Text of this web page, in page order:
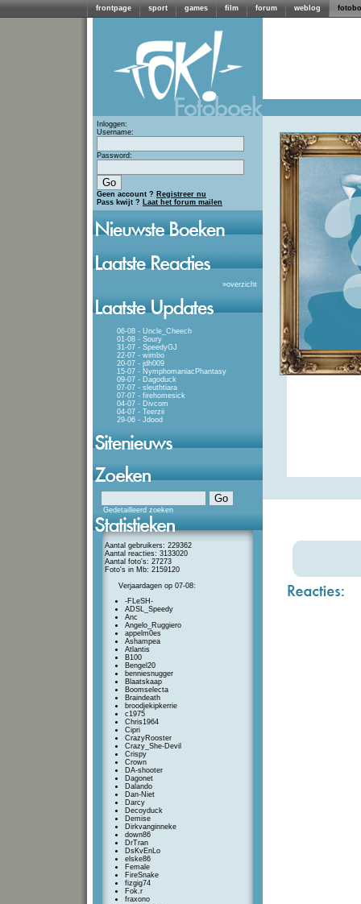
frontpage sport games film forum weblog
Inloggen:
Username:
Password:
Geen account ? Registreer nu
Pass kwijt ? Laat het forum mailen
»overzicht
06-08 - Uncle_Cheech
01-08 - Soury
31-07 - SpeedyGJ
22-07 - wimbo
20-07 - jdh009
15-07 - NymphomaniacPhantasy
09-07 - Dagoduck
07-07 - sleuthtiara
07-07 - firehomesick
04-07 - Divcom
04-07 - Teerzii
29-06 - Jdood
Gedetailleerd zoeken
Aantal gebruikers: 229362
Aantal reacties: 3133020
Aantal foto's: 27273
Foto's in Mb: 2159120
Verjaardagen op 07-08:
-FLeSH-
ADSL_Speedy
Anc
Angelo_Ruggiero
appelm0es
Ashampea
Atlantis
B100
Bengel20
benniesnugger
Blaatskaap
Boomselecta
Braindeath
broodjekipkerrie
c1975
Chris1964
Cipri
CrazyRooster
Crazy_She-Devil
Crispy
Crown
DA-shooter
Dagonet
Dalando
Dan-Niet
Darcy
Decoyduck
Demise
Dirkvanginneke
down86
DrTran
DsKvEnLo
elske86
Female
FireSnake
fizgig74
Fok.r
fraxono